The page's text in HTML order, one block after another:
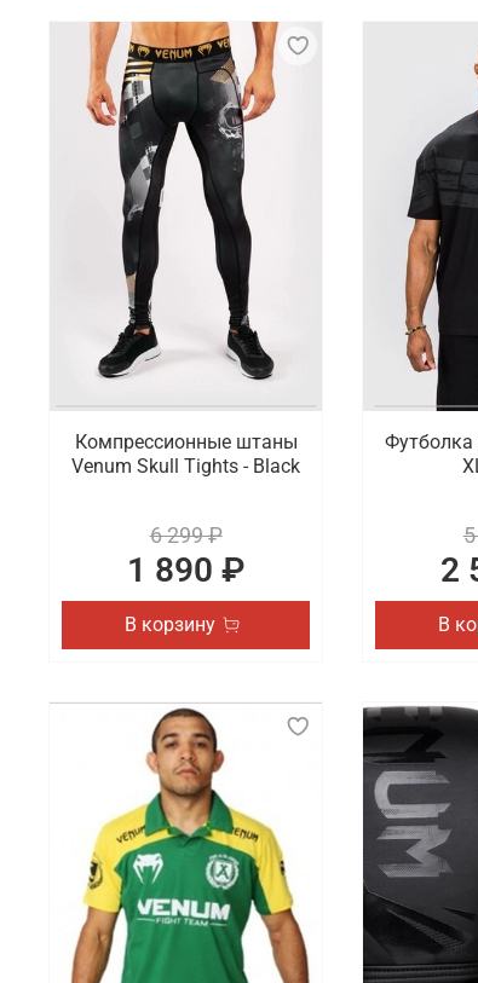
Новые технологии разработки, внимание
Поставка продукции осуществляется из
КНР.
Что мы предлагаем на выбор
Компания Venum готова предложить на
компрессионные штаны, футболки и
свитшотами и шапками. Все это можно
Где заказать спортивные
В интернет-магазине Octagon Shop можно
вариант из оригинальных коллекций
Компрессионные штаны
Venum Skull Tights - Black
6 299 ₽
1 890 ₽
В корзину
Футболка
2
В